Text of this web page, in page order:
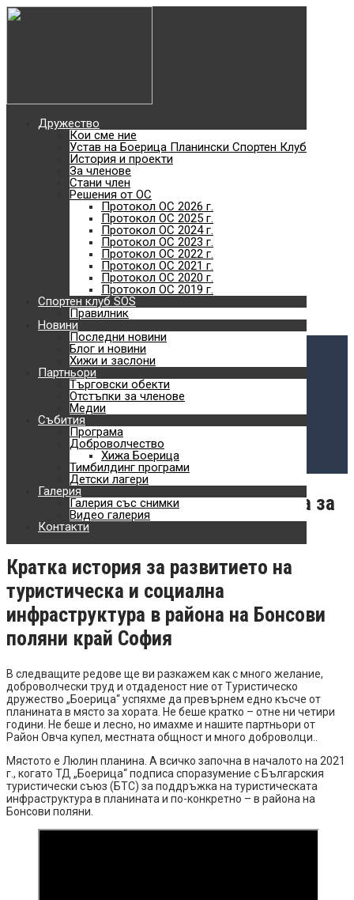
Дружество
Кои сме ние
Устав на Боерица Планински Спортен Клуб
История и проекти
За членове
Стани член
Решения от ОС
Протокол ОС 2026 г.
Протокол ОС 2025 г.
Протокол ОС 2024 г.
Протокол ОС 2023 г.
Протокол ОС 2022 г.
Протокол ОС 2021 г.
Протокол ОС 2020 г.
Протокол ОС 2019 г.
Спортен клуб SOS
Правилник
Новини
Последни новини
Блог и новини
Хижи и заслони
Партньори
Търговски обекти
Отстъпки за членове
Медии
Събития
Програма
Доброволчество
Хижа Боерица
Тимбилдинг програми
Детски лагери
Галерия
Галерия със снимки
Видео галерия
Контакти
туристическа база
Най-голямото отборно
планинско състезание с
кауза в България
с. Железница - Черни връх - с. Владая
Планински спортен клубSOS
Виж повече
Планински спортове
Доброволчество
Хижа Боерица
Детски лагери
Как превърнахме Люлин в планина за
хората
Кратка история за развитието на
туристическа и социална
инфраструктура в района на Бонсови
поляни край София
В следващите редове ще ви разкажем как с много желание,
доброволчески труд и отдаденост ние от Туристическо
дружество „Боерица“ успяхме да превърнем едно късче от
планината в място за хората. Не беше кратко – отне ни четири
години. Не беше и лесно, но имахме и нашите партньори от
Район Овча купел, местната общност и много доброволци..
Мястото е Люлин планина. А всичко започна в началото на 2021
г., когато ТД „Боерица“ подписа споразумение с Българския
туристически съюз (БТС) за поддръжка на туристическата
инфраструктура в планината и по-конкретно – в района на
Бонсови поляни.